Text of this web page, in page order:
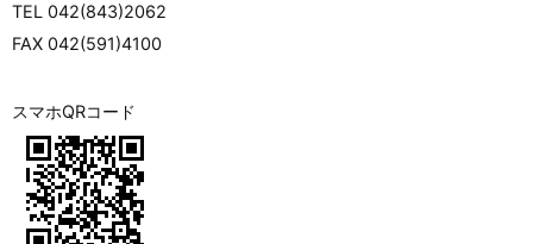
TEL 042(843)2062
FAX 042(591)4100
スマホQRコード